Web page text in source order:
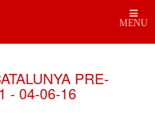
MENU
PRE-
- 04-06-16